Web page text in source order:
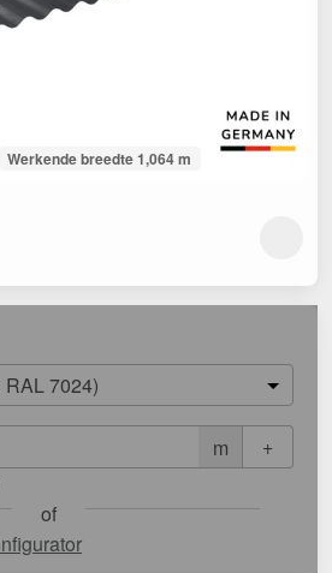
Werkende breedte 1,064 m
7024)
m +
of